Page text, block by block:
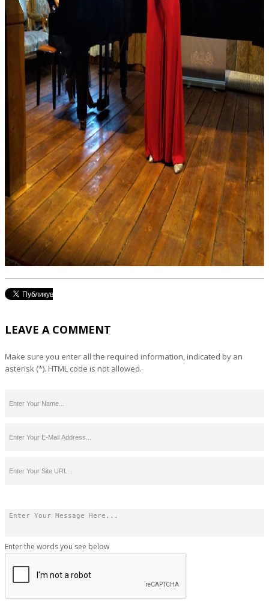
LEAVE A COMMENT
Make sure you enter all the required information, indicated by an
asterisk (*). HTML code is not allowed.
Enter the words you see below